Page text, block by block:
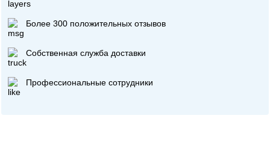
Более 300 положительных отзывов
Собственная служба доставки
Профессиональные сотрудники